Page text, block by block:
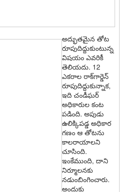
అద్భుత‌మైన తోట
రూపుదిద్దుకుంటున్న
విష‌యం ఎవ‌రికీ
తెలియ‌దు. 12
ఎక‌రాల రాక్‌గార్డెన్
రూపుదిద్దుకున్నాక‌,
ఇది చండీఘ‌ర్
అధికారుల కంట
ప‌డింది. అపుడు
ఉలిక్కిప‌డ్డ అధికార
గ‌ణం ఆ తోట‌ను
కాల‌రాయాల‌ని
చూసింది.
ఇంకేముంది, దాని
నిర్మూల‌న‌కు
న‌డుంబింగించారు.
అందుకు